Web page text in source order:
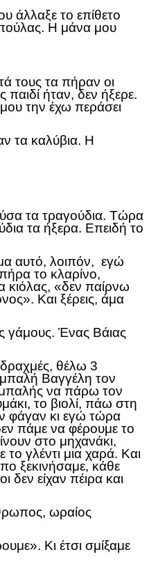
άλλαξε το επίθετο
Η μάνα μου
τους τα πήραν οι
ήταν, δεν ήξερε.
την έχω περάσει
τα καλύβια. Η
τα τραγούδια. Τώρα
τα ήξερα. Επειδή το
αυτό, λοιπόν, εγώ
το κλαρίνο,
κιόλας, «δεν παίρνω
Και ξέρεις, άμα
γάμους. Ένας Βάιας
θέλω 3
Βαγγέλη τον
να πάρω τον
το βιολί, πάω στη
φάγαν κι εγώ τώρα
πάμε να φέρουμε το
στο μηχανάκι,
γλέντι μια χαρά. Και
ξεκινήσαμε, κάθε
είχαν πέιρα και
ωραίος
Κι έτσι σμίξαμε